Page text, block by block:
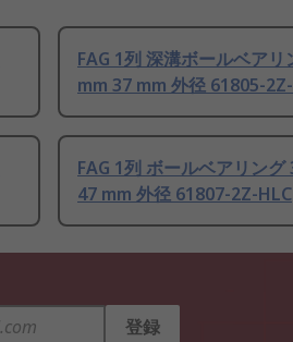
FAG 1列 深溝ボールベアリ
mm 37 mm 外径 61805-
FAG 1列 ボールベアリング
47 mm 外径 61807-2Z-HLC
登録